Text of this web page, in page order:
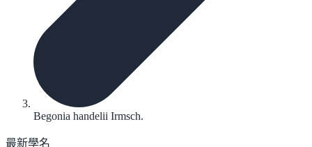
Begonia handelii Irmsch.
最新學名